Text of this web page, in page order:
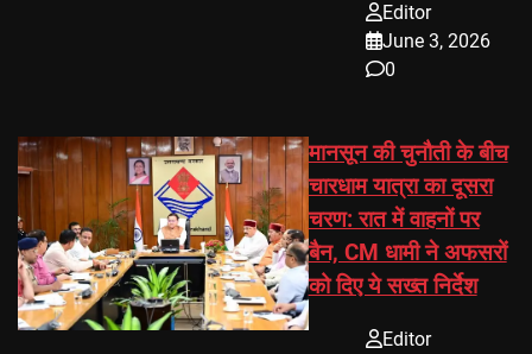
Editor
June 3, 2026
0
मानसून की चुनौती के बीच
चारधाम यात्रा का दूसरा
चरण: रात में वाहनों पर
बैन, CM धामी ने अफसरों
को दिए ये सख्त निर्देश
Editor